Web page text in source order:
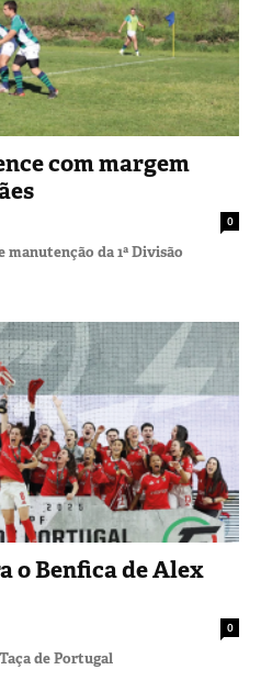
com margem
0
manutenção da 1ª Divisão
o Benfica de Alex
0
de Portugal